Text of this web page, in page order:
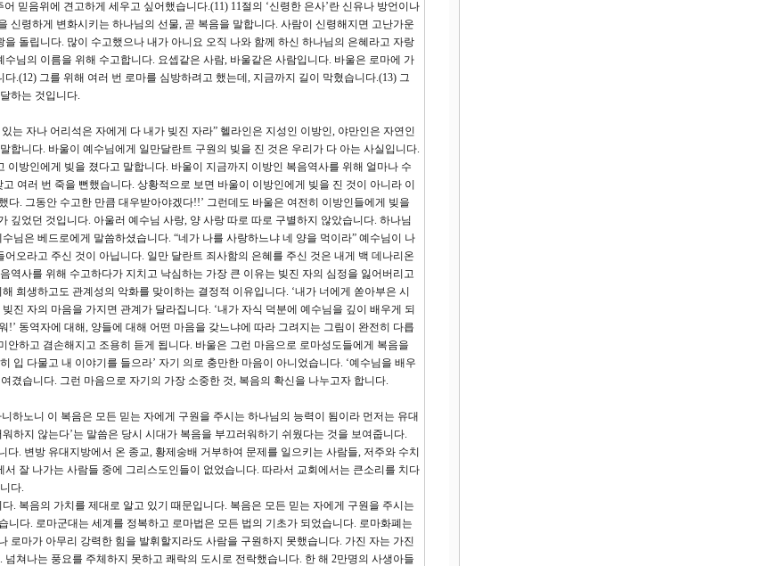
믿음위에 견고하게 세우고 싶어했습니다.(11) 11절의 ‘신령한 은사’란 신유나 방언이나
신령하게 변화시키는 하나님의 선물, 곧 복음을 말합니다. 사람이 신령해지면 고난가운
돌립니다. 많이 수고했으나 내가 아니요 오직 나와 함께 하신 하나님의 은혜라고 자랑
님의 이름을 위해 수고합니다. 요셉같은 사람, 바울같은 사람입니다. 바울은 로마에 가
.(12) 그를 위해 여러 번 로마를 심방하려고 했는데, 지금까지 길이 막혔습니다.(13) 그
하는 것입니다.
는 자나 어리석은 자에게 다 내가 빚진 자라” 헬라인은 지성인 이방인, 야만인은 자연인
합니다. 바울이 예수님에게 일만달란트 구원의 빚을 진 것은 우리가 다 아는 사실입니다.
방인에게 빚을 졌다고 말합니다. 바울이 지금까지 이방인 복음역사를 위해 얼마나 수
여러 번 죽을 뻔했습니다. 상황적으로 보면 바울이 이방인에게 빚을 진 것이 아니라 이
다. 그동안 수고한 만큼 대우받아야겠다!!’ 그런데도 바울은 여전히 이방인들에게 빚을
깊었던 것입니다. 아울러 예수님 사랑, 양 사랑 따로 따로 구별하지 않았습니다. 하나님
님은 베드로에게 말씀하셨습니다. “네가 나를 사랑하느냐 네 양을 먹이라” 예수님이 나
오라고 주신 것이 아닙니다. 일만 달란트 죄사함의 은혜를 주신 것은 내게 백 데나리온
역사를 위해 수고하다가 지치고 낙심하는 가장 큰 이유는 빚진 자의 심정을 잃어버리고
희생하고도 관계성의 악화를 맞이하는 결정적 이유입니다. ‘내가 너에게 쏟아부은 시
진 자의 마음을 가지면 관계가 달라집니다. ‘내가 자식 덕분에 예수님을 깊이 배우게 되
!’ 동역자에 대해, 양들에 대해 어떤 마음을 갖느냐에 따라 그려지는 그림이 완전히 다릅
안하고 겸손해지고 조용히 듣게 됩니다. 바울은 그런 마음으로 로마성도들에게 복음을
입 다물고 내 이야기를 들으라’ 자기 의로 충만한 마음이 아니었습니다. ‘예수님을 배우
겼습니다. 그런 마음으로 자기의 가장 소중한 것, 복음의 확신을 나누고자 합니다.
하노니 이 복음은 모든 믿는 자에게 구원을 주시는 하나님의 능력이 됨이라 먼저는 유대
하지 않는다’는 말씀은 당시 시대가 복음을 부끄러워하기 쉬웠다는 것을 보여줍니다.
. 변방 유대지방에서 온 종교, 황제숭배 거부하여 문제를 일으키는 사람들, 저주와 수치
잘 나가는 사람들 중에 그리스도인들이 없었습니다. 따라서 교회에서는 큰소리를 치다
다.
. 복음의 가치를 제대로 알고 있기 때문입니다. 복음은 모든 믿는 자에게 구원을 주시는
다. 로마군대는 세계를 정복하고 로마법은 모든 법의 기초가 되었습니다. 로마화폐는
로마가 아무리 강력한 힘을 발휘할지라도 사람을 구원하지 못했습니다. 가진 자는 가진
쳐나는 풍요를 주체하지 못하고 쾌락의 도시로 전락했습니다. 한 해 2만명의 사생아들